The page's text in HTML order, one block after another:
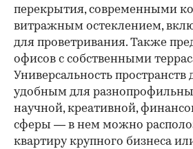
перекрытия, современными
витражным остеклением,
для проветривания. Также
офисов с собственными
Универсальность пространств
удобным для
научной, креативной,
сферы — в нем можно
квартиру крупного бизнеса